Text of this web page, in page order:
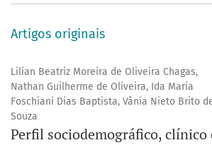
Artigos originais
Lilian Beatriz Moreira de Oliveira Chagas,
Nathan Guilherme de Oliveira, Ida Maria
Foschiani Dias Baptista, Vânia Nieto Brito
Souza
Perfil sociodemográfico, clínico